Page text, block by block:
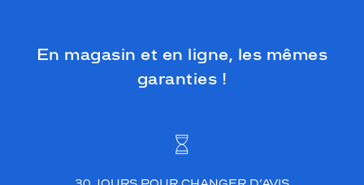
En magasin et en ligne, les mêmes
garanties !